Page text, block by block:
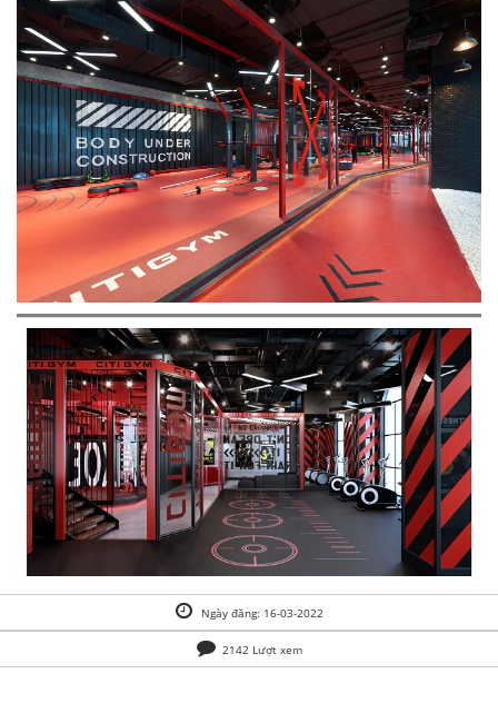
Ngày đăng: 16-03-2022
2142 Lượt xem